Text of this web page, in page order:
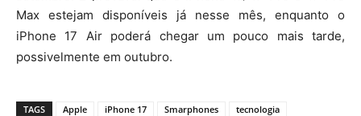
Max estejam disponíveis já nesse mês, enquanto o
iPhone 17 Air poderá chegar um pouco mais tarde,
possivelmente em outubro.
TAGS Apple iPhone 17 Smarphones tecnologia